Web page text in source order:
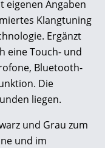
eigenen Angaben
Klangtuning
Ergänzt
eine Touch- und
Bluetooth-
Die
liegen.
und Grau zum
und im